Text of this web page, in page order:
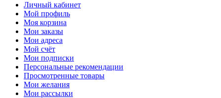
Личный кабинет
Мой профиль
Моя корзина
Мои заказы
Мои адреса
Мой счёт
Мои подписки
Персональные рекомендации
Просмотренные товары
Мои желания
Мои рассылки